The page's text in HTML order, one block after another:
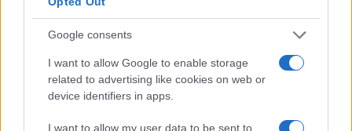
Google consents
I want to allow Google to enable storage
related to advertising like cookies on web or
device identifiers in apps.
I want to allow my user data to be sent to
υγείας
Φωτιά σε κατάστημα στον Άλιμο –
Εκκενώθηκε πολυκατοικία
Νέος «Αντεροβγάλτης» στο Λονδίνο βίαζε
και δολοφονούσε ιερόδουλες – Είχε
συλληφθεί και αφέθηκε ελεύθερος
Με 40άρια κορυφώνεται το κύμα ζέστης -